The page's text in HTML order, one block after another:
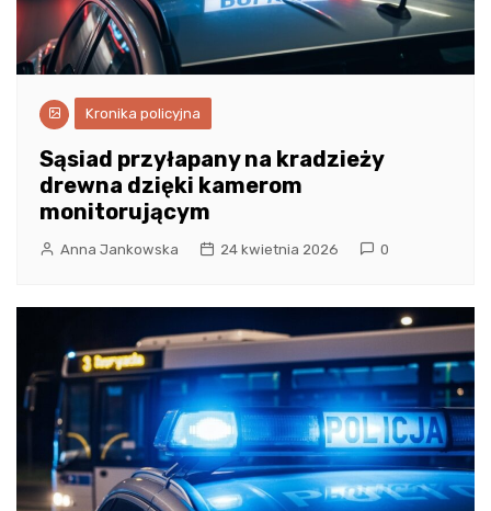
Kronika policyjna
Sąsiad przyłapany na kradzieży
drewna dzięki kamerom
monitorującym
Anna Jankowska 24 kwietnia 2026 0